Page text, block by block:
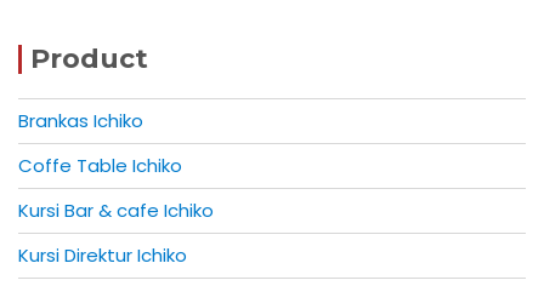
Product
Brankas Ichiko
Coffe Table Ichiko
Kursi Bar & cafe Ichiko
Kursi Direktur Ichiko